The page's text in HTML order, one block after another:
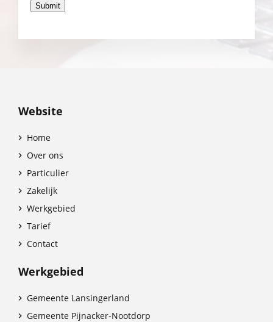
Submit
Website
 Home
 Over ons
 Particulier
 Zakelijk
 Werkgebied
 Tarief
 Contact
Werkgebied
 Gemeente Lansingerland
 Gemeente Pijnacker-Nootdorp